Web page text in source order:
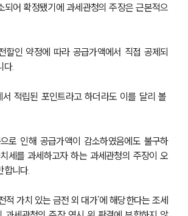
되어 확정됐기에 과세관청의 주장은 근본적으
할인 약정에 따라 공급가액에서 직접 공제되
다.
서 적립된 포인트라고 하더라도 이를 달리 볼
로 인해 공급가액이 감소하였음에도 불구하
세를 과세하고자 하는 과세관청의 주장이 오
합니다.
적 가치 있는 금전 외 대가’에 해당한다는 조세